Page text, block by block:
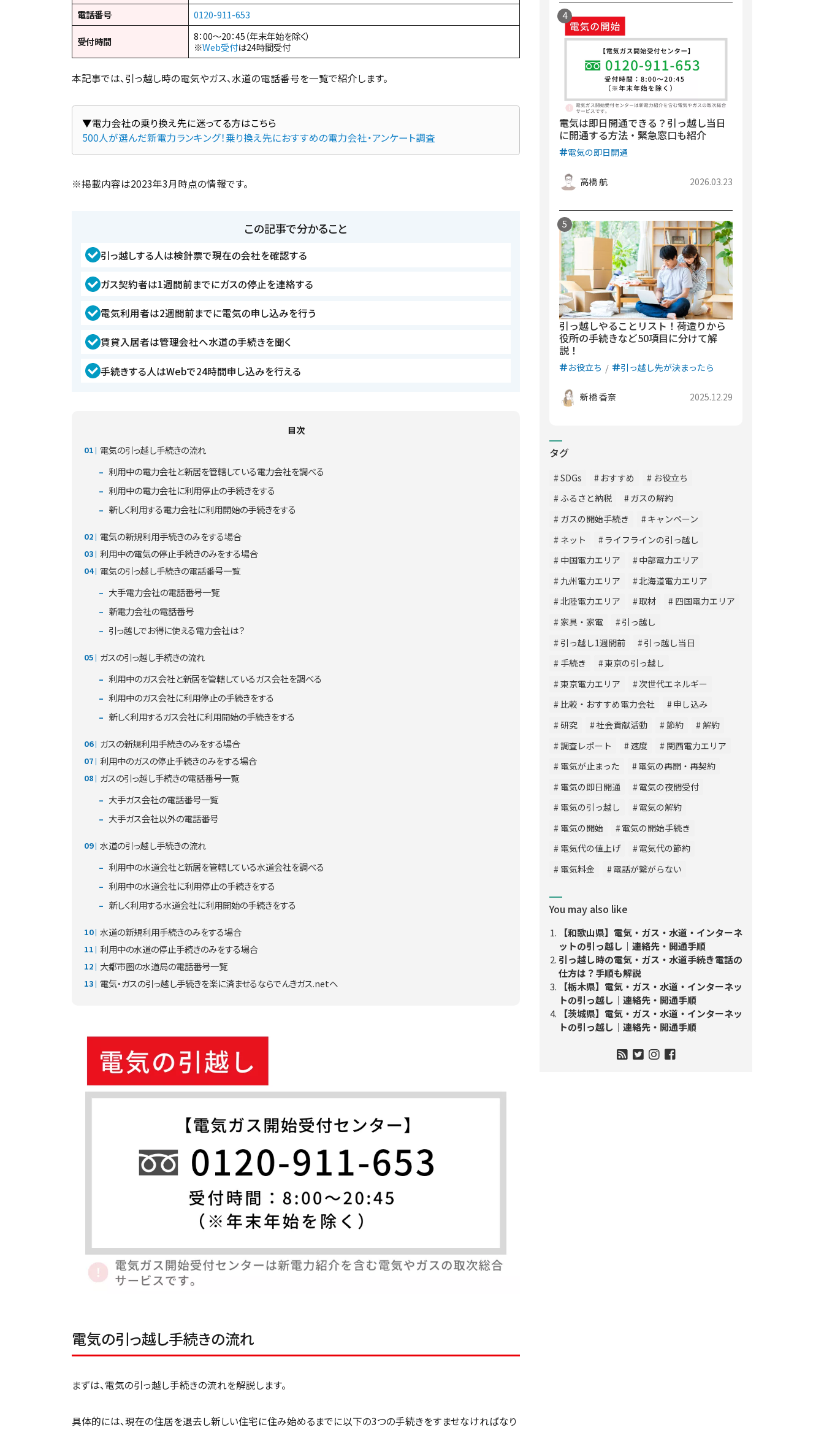
電話番号
0120-911-653
受付時間
8：00～20：45（年末年始を除く）
※Web受付は24時間受付
本記事では、引っ越し時の電気やガス、水道の電話番号を一覧で紹介します。
500人が選んだ新電力ランキング！乗り換え先におすすめの電力会社・アンケート調査
※掲載内容は2023年3月時点の情報です。
この記事で分かること
引っ越しする人は検針票で現在の会社を確認する
ガス契約者は1週間前までにガスの停止を連絡する
電気利用者は2週間前までに電気の申し込みを行う
賃貸入居者は管理会社へ水道の手続きを聞く
手続きする人はWebで24時間申し込みを行える
目次
電気の引っ越し手続きの流れ
利用中の電力会社と新居を管轄している電力会社を調べる
利用中の電力会社に利用停止の手続きをする
新しく利用する電力会社に利用開始の手続きをする
電気の新規利用手続きのみをする場合
利用中の電気の停止手続きのみをする場合
電気の引っ越し手続きの電話番号一覧
大手電力会社の電話番号一覧
新電力会社の電話番号
引っ越しでお得に使える電力会社は？
ガスの引っ越し手続きの流れ
利用中のガス会社と新居を管轄しているガス会社を調べる
利用中のガス会社に利用停止の手続きをする
新しく利用するガス会社に利用開始の手続きをする
ガスの新規利用手続きのみをする場合
利用中のガスの停止手続きのみをする場合
ガスの引っ越し手続きの電話番号一覧
大手ガス会社の電話番号一覧
大手ガス会社以外の電話番号
水道の引っ越し手続きの流れ
利用中の水道会社と新居を管轄している水道会社を調べる
利用中の水道会社に利用停止の手続きをする
新しく利用する水道会社に利用開始の手続きをする
水道の新規利用手続きのみをする場合
利用中の水道の停止手続きのみをする場合
大都市圏の水道局の電話番号一覧
電気・ガスの引っ越し手続きを楽に済ませるならでんきガス.netへ
電気の引っ越し手続きの流れ
まずは、電気の引っ越し手続きの流れを解説します。
具体的には、現在の住居を退去し新しい住宅に住み始めるまでに以下の3つの手続きをすませなければなり
電気は即日開通できる？引っ越し当日
に開通する方法・緊急窓口も紹介
電気の即日開通
高橋 航 2026.03.23
引っ越しやることリスト！荷造りから
役所の手続きなど50項目に分けて解
説！
お役立ち 引っ越し先が決まったら
新橋 香奈 2025.12.29
タグ
SDGs おすすめ
お役立ち
ふるさと納税
ガスの解約
ガスの開始手続き
キャンペーン
ネット
ライフラインの引っ越し
中国電力エリア
中部電力エリア
九州電力エリア
北海道電力エリア
北陸電力エリア
取材
四国電力エリア
家具・家電
引っ越し
引っ越し1週間前
引っ越し当日
手続き
東京の引っ越し
東京電力エリア
次世代エネルギー
比較・おすすめ電力会社
申し込み
研究
社会貢献活動 節約
解約
調査レポート
速度
関西電力エリア
電気が止まった
電気の再開・再契約
電気の即日開通
電気の夜間受付
電気の引っ越し
電気の解約
電気の開始
電気の開始手続き
電気代の値上げ
電気代の節約
電気料金
電話が繋がらない
You may also like
【和歌山県】電気・ガス・水道・インターネ
ットの引っ越し｜連絡先・開通手順
引っ越し時の電気・ガス・水道手続き電話の
仕方は？手順も解説
【栃木県】電気・ガス・水道・インターネッ
トの引っ越し｜連絡先・開通手順
【茨城県】電気・ガス・水道・インターネッ
トの引っ越し｜連絡先・開通手順